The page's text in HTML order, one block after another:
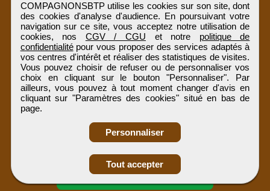
Obtenir ses
coordonnées
COMPAGNONSBTP utilise les cookies sur son site, dont
des cookies d'analyse d'audience. En poursuivant votre
navigation sur ce site, vous acceptez notre utilisation de
cookies, nos CGV / CGU et notre politique de
confidentialitépour vous proposer des services adaptés à
vos centres d'intérêt et réaliser des statistiques de visites.
Vous pouvez choisir de refuser ou de personnaliser vos
choix en cliquant sur le bouton "Personnaliser". Par
ailleurs, vous pouvez à tout moment changer d'avis en
cliquant sur "Paramètres des cookies" situé en bas de
page.
Personnaliser
Tout accepter
COMPAGNONSBTP
Tous droits réservés © 1999 - 2026